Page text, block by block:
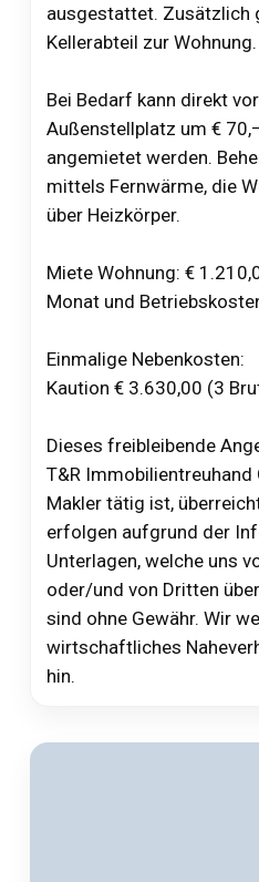
ausgestattet. Zusätzlich
Kellerabteil zur Wohnung.
Bei Bedarf kann direkt
Außenstellplatz um €
angemietet werden.
mittels Fernwärme, die
über Heizkörper.
Miete Wohnung: €
Monat und
Einmalige Nebenkosten:
Kaution € 3.630,00 (3
Dieses freibleibende
T&R Immobilientreuhand
Makler tätig ist,
erfolgen aufgrund der
Unterlagen, welche uns
oder/und von Dritten
sind ohne Gewähr. Wir
wirtschaftliches
hin.